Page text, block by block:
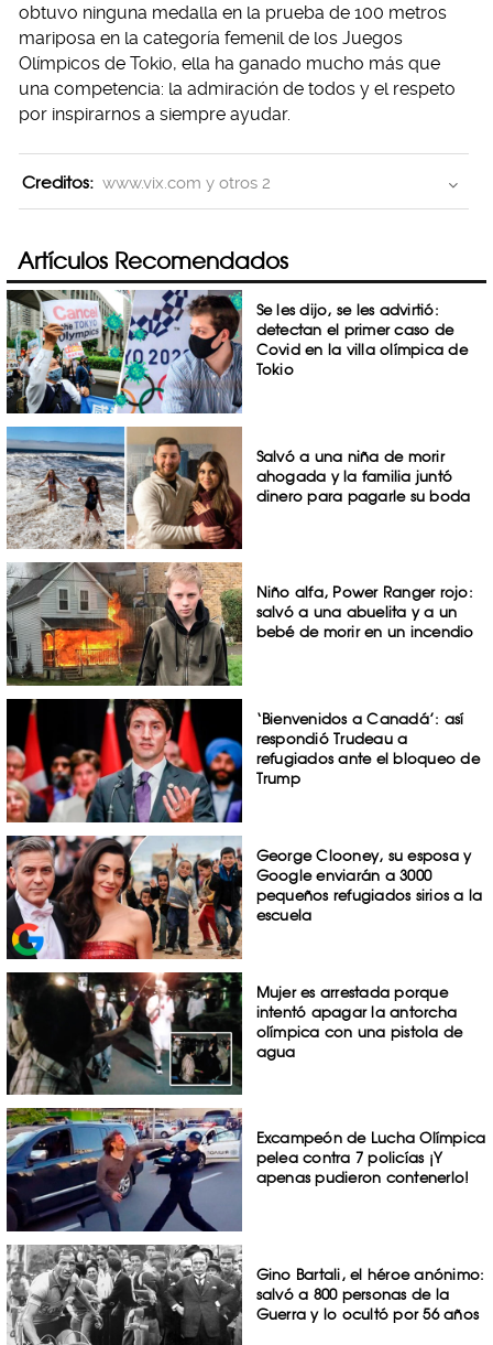
obtuvo ninguna medalla en la prueba de 100 metros
mariposa en la categoría femenil de los Juegos
Olímpicos de Tokio, ella ha ganado mucho más que
una competencia: la admiración de todos y el respeto
por inspirarnos a siempre ayudar.
Creditos: www.vix.com y otros 2
Artículos Recomendados
Se les dijo, se les advirtió:
detectan el primer caso de
Covid en la villa olímpica de
Tokio
Salvó a una niña de morir
ahogada y la familia juntó
dinero para pagarle su boda
Niño alfa, Power Ranger rojo:
salvó a una abuelita y a un
bebé de morir en un incendio
‘Bienvenidos a Canadá’: así
respondió Trudeau a
refugiados ante el bloqueo de
Trump
George Clooney, su esposa y
Google enviarán a 3000
pequeños refugiados sirios a la
escuela
Mujer es arrestada porque
intentó apagar la antorcha
olímpica con una pistola de
agua
Excampeón de Lucha Olímpica
pelea contra 7 policías ¡Y
apenas pudieron contenerlo!
Gino Bartali, el héroe anónimo:
salvó a 800 personas de la
Guerra y lo ocultó por 56 años